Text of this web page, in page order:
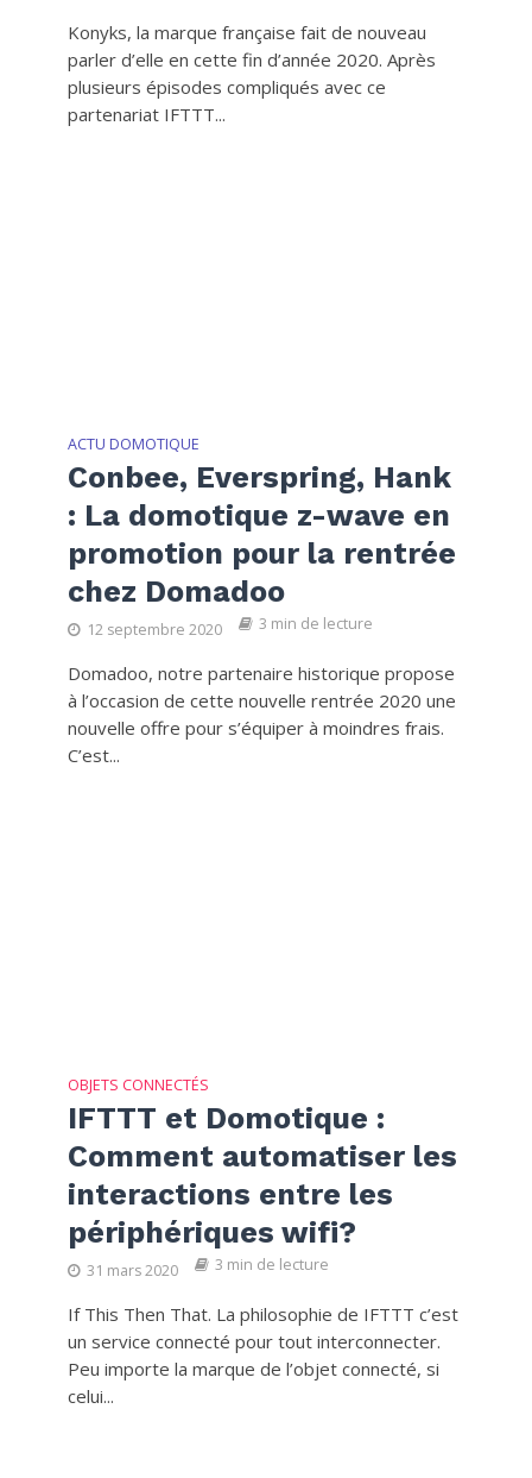
Konyks, la marque française fait de nouveau
parler d’elle en cette fin d’année 2020. Après
plusieurs épisodes compliqués avec ce
partenariat IFTTT...
ACTU DOMOTIQUE
Conbee, Everspring, Hank
: La domotique z-wave en
promotion pour la rentrée
chez Domadoo
12 septembre 2020 3 min de lecture
Domadoo, notre partenaire historique propose
à l’occasion de cette nouvelle rentrée 2020 une
nouvelle offre pour s’équiper à moindres frais.
C’est...
OBJETS CONNECTÉS
IFTTT et Domotique :
Comment automatiser les
interactions entre les
périphériques wifi?
31 mars 2020 3 min de lecture
If This Then That. La philosophie de IFTTT c’est
un service connecté pour tout interconnecter.
Peu importe la marque de l’objet connecté, si
celui...